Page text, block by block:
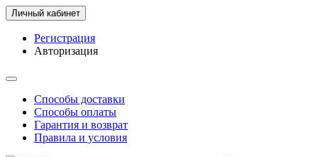
Личный кабинет
Регистрация
Авторизация
Способы доставки
Способы оплаты
Гарантия и возврат
Правила и условия